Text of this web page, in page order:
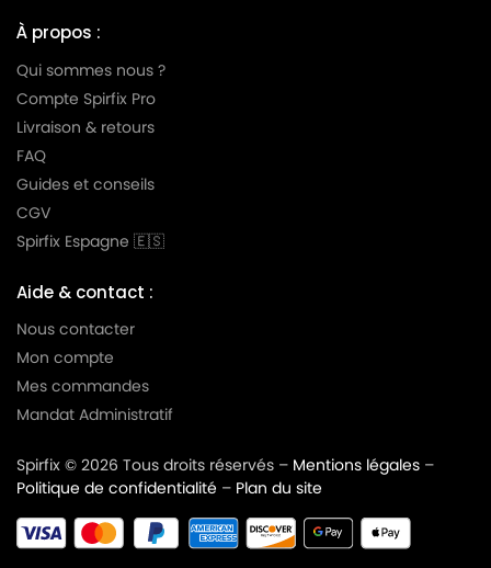
PHILIPS
PHILIPS
PHILIPS EXPRESSION - FC8603
PHILIPS
PHILIPS
PHILIPS
PHILIPS EXPRESSION - FC8606
PHILIPS
PHILIPS EXPRESSION - FC8607
PHILIPS
PHILIPS EXPRESSION - FC8609
PHILIPS
PHILIPS
PHILIPS EXPRESSION - FC8611
PHILIPS
PHILIPS EXPRESSION - FC8613
PHILIPS
PHILIPS EXPRESSION - FC8614
À propos :
Qui sommes nous ?
Compte Spirfix Pro
Livraison & retours
FAQ
Guides et conseils
CGV
Spirfix Espagne 🇪🇸
Aide & contact :
Nous contacter
Mon compte
Mes commandes
Mandat Administratif
Spirfix © 2026 Tous droits réservés – Mentions légales –
Politique de confidentialité – Plan du site